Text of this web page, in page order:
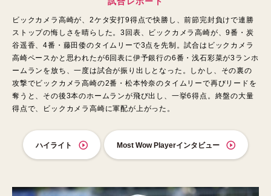
ビックカメラ高崎が、2ケタ安打9得点で快勝し、前節完封負けで連勝
ストップの悔しさを晴らした。3回表、ビックカメラ高崎が、9番・炭
谷遥香、4番・藤田倭のタイムリーで3点を先制。試合はビックカメラ
高崎ペースかと思われたが6回表に伊予銀行の6番・浅石彩菜が3ランホ
ームランを放ち、一度は試合が振り出しとなった。しかし、その裏の
攻撃でビックカメラ高崎の2番・松本怜奈のタイムリーで再びリードを
奪うと、その後3本のホームランが飛び出し、一挙6得点。終盤の大量
得点で、ビックカメラ高崎に軍配が上がった。
ハイライト Most Wow Playerインタビュー